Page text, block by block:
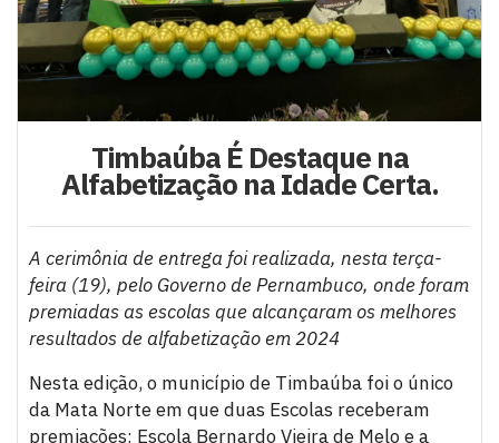
Timbaúba É Destaque na
Alfabetização na Idade Certa.
A cerimônia de entrega foi realizada, nesta terça-
feira (19), pelo Governo de Pernambuco, onde foram
premiadas as escolas que alcançaram os melhores
resultados de alfabetização em 2024
Nesta edição, o município de Timbaúba foi o único
da Mata Norte em que duas Escolas receberam
premiações: Escola Bernardo Vieira de Melo e a